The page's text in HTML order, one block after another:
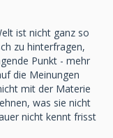
ist nicht ganz so
zu hinterfragen,
Punkt - mehr
die Meinungen
mit der Materie
was sie nicht
nicht kennt frisst